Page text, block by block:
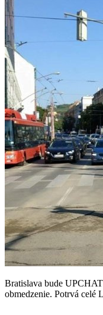
Bratislava bude
obmedzenie. Potrvá celé